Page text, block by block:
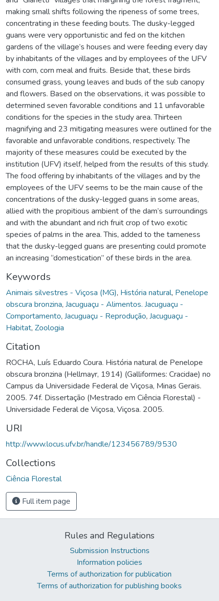
making small shifts following the ripeness of some trees,
concentrating in these feeding bouts. The dusky-legged
guans were very opportunistic and fed on the kitchen
gardens of the village’s houses and were feeding every day
by inhabitants of the villages and by employees of the UFV
with corn, corn meal and fruits. Beside that, these birds
consumed grass, young leaves and buds of the sub canopy
and flowers. Based on the observations, it was possible to
determined seven favorable conditions and 11 unfavorable
conditions for the species in the study area. Thirteen
magnifying and 23 mitigating measures were outlined for the
favorable and unfavorable conditions, respectively. The
majority of these measures could be executed by the
institution (UFV) itself, helped from the results of this study.
The food offering by inhabitants of the villages and by the
employees of the UFV seems to be the main cause of the
concentrations of the dusky-legged guans in some areas,
allied with the propitious ambient of the dam’s surroundings
and with the abundant and rich fruit crop of two exotic
species of palms in the area. This, added to the tameness
that the dusky-legged guans are presenting could promote
an increasing “domestication” of these birds in the area.
Keywords
Animais silvestres - Viçosa (MG), História natural, Penelope
obscura bronzina, Jacuguaçu - Alimentos. Jacuguaçu -
Comportamento, Jacuguaçu - Reprodução, Jacuguaçu -
Habitat, Zoologia
Citation
ROCHA, Luís Eduardo Coura. História natural de Penelope
obscura bronzina (Hellmayr, 1914) (Galliformes: Cracidae) no
Campus da Universidade Federal de Viçosa, Minas Gerais.
2005. 74f. Dissertação (Mestrado em Ciência Florestal) -
Universidade Federal de Viçosa, Viçosa. 2005.
URI
http://www.locus.ufv.br/handle/123456789/9530
Collections
Ciência Florestal
Full item page
Rules and Regulations
Submission Instructions
Information policies
Terms of authorization for publication
Terms of authorization for publishing books